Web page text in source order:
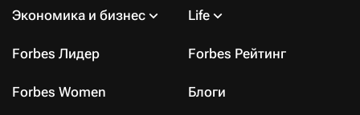
Экономика и бизнес Life
Forbes Лидер Forbes Рейтинг
Forbes Women Блоги